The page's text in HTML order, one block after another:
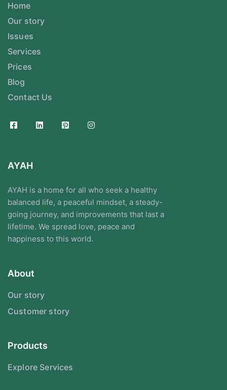
Home
Our story
Issues
Services
Prices
Blog
Contact Us
AYAH
AYAH is a home for all who seek a healthy
balanced life, a peaceful mindset, a steady-
going journey, and improvements that last a
lifetime. We spread love, peace and
happiness to this world.
About
Our story
Customer story
Products
Explore Services